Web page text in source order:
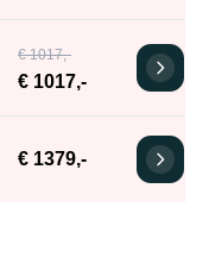
€ 1017,-
€ 1017,-
€ 1379,-